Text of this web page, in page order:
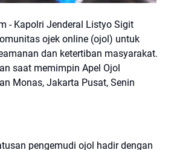
- Kapolri Jenderal Listyo Sigit
ojek online (ojol) untuk
dan ketertiban masyarakat.
saat memimpin Apel Ojol
Monas, Jakarta Pusat, Senin
pengemudi ojol hadir dengan